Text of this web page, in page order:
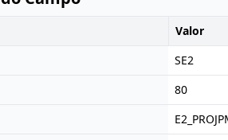
Valor
SE2
80